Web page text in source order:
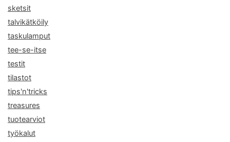
sketsit
talvikätköily
taskulamput
tee-se-itse
testit
tilastot
tips'n'tricks
treasures
tuotearviot
työkalut